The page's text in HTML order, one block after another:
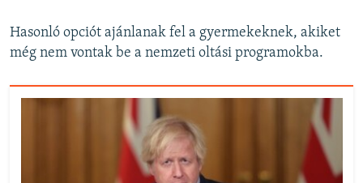
Hasonló opciót ajánlanak fel a gyermekeknek, akiket
még nem vontak be a nemzeti oltási programokba.